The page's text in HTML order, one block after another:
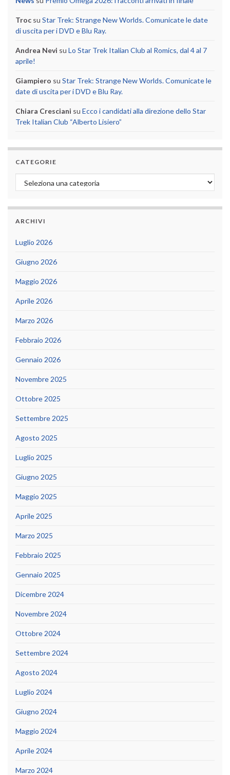
Troc su Star Trek: Strange New Worlds. Comunicate le date
di uscita per i DVD e Blu Ray.
Andrea Nevi su Lo Star Trek Italian Club al Romics, dal 4 al 7
aprile!
Giampiero su Star Trek: Strange New Worlds. Comunicate le
date di uscita per i DVD e Blu Ray.
Chiara Cresciani su Ecco i candidati alla direzione dello Star
Trek Italian Club “Alberto Lisiero”
CATEGORIE
Categorie
ARCHIVI
Luglio 2026
Giugno 2026
Maggio 2026
Aprile 2026
Marzo 2026
Febbraio 2026
Gennaio 2026
Novembre 2025
Ottobre 2025
Settembre 2025
Agosto 2025
Luglio 2025
Giugno 2025
Maggio 2025
Aprile 2025
Marzo 2025
Febbraio 2025
Gennaio 2025
Dicembre 2024
Novembre 2024
Ottobre 2024
Settembre 2024
Agosto 2024
Luglio 2024
Giugno 2024
Maggio 2024
Aprile 2024
Marzo 2024